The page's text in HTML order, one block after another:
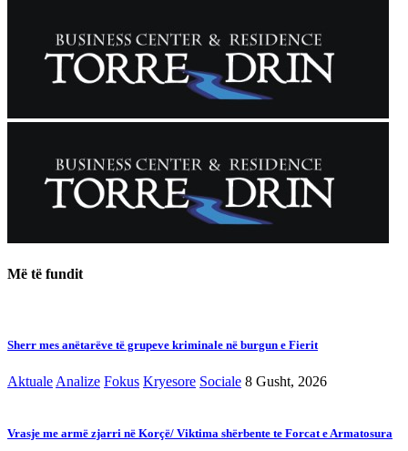
Më të fundit
Sherr mes anëtarëve të grupeve kriminale në burgun e Fierit
Aktuale Analize Fokus Kryesore Sociale 8 Gusht, 2026
Vrasje me armë zjarri në Korçë/ Viktima shërbente te Forcat e Armatosura